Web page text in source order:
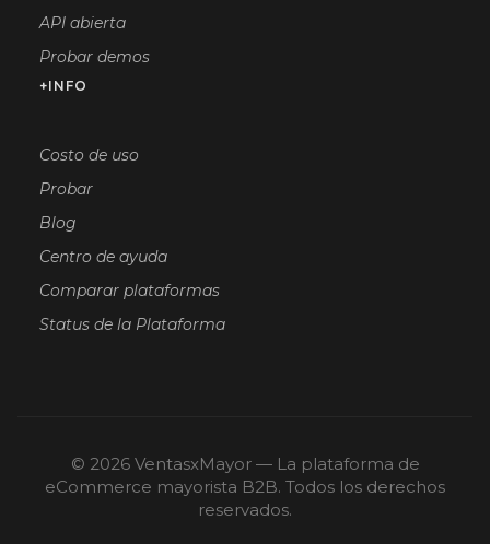
API abierta
Probar demos
+INFO
Costo de uso
Probar
Blog
Centro de ayuda
Comparar plataformas
Status de la Plataforma
© 2026 VentasxMayor — La plataforma de
eCommerce mayorista B2B. Todos los derechos
reservados.